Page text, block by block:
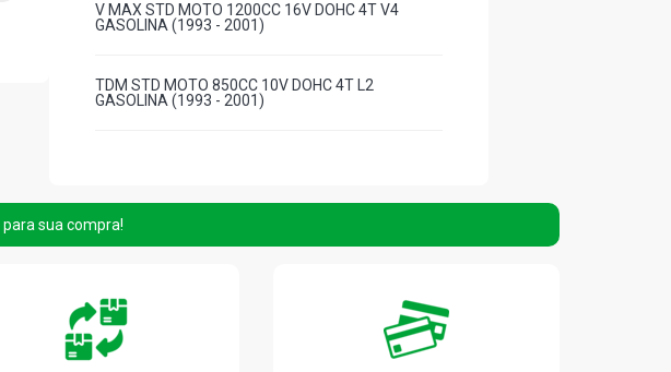
V MAX STD MOTO 1200CC 16V DOHC 4T V4
GASOLINA (1993 - 2001)
TDM STD MOTO 850CC 10V DOHC 4T L2
GASOLINA (1993 - 2001)
para sua compra!